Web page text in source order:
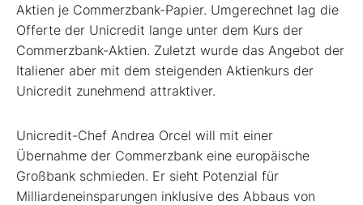
Aktien je Commerzbank-Papier. Umgerechnet lag die
Offerte der Unicredit lange unter dem Kurs der
Commerzbank-Aktien. Zuletzt wurde das Angebot der
Italiener aber mit dem steigenden Aktienkurs der
Unicredit zunehmend attraktiver.
Unicredit-Chef Andrea Orcel will mit einer
Übernahme der Commerzbank eine europäische
Großbank schmieden. Er sieht Potenzial für
Milliardeneinsparungen inklusive des Abbaus von